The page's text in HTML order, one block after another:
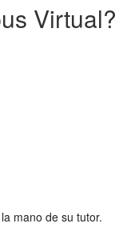
Virtual?
mano de su tutor.